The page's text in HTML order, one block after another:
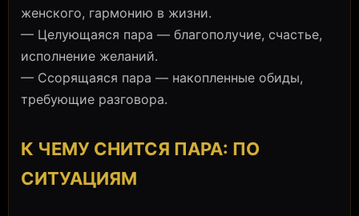
женского, гармонию в жизни.
— Целующаяся пара — благополучие, счастье,
исполнение желаний.
— Ссорящаяся пара — накопленные обиды,
требующие разговора.
К ЧЕМУ СНИТСЯ ПАРА: ПО
СИТУАЦИЯМ